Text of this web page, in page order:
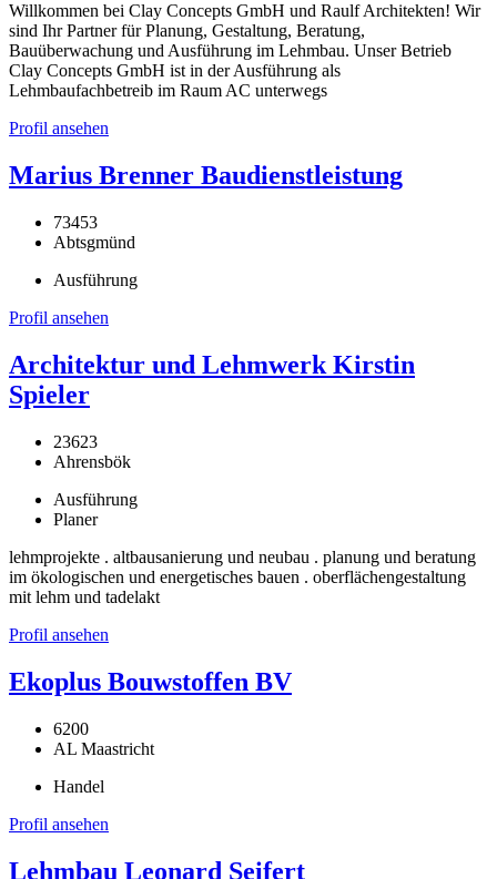
Willkommen bei Clay Concepts GmbH und Raulf Architekten! Wir
sind Ihr Partner für Planung, Gestaltung, Beratung,
Bauüberwachung und Ausführung im Lehmbau. Unser Betrieb
Clay Concepts GmbH ist in der Ausführung als
Lehmbaufachbetreib im Raum AC unterwegs
Profil ansehen
Marius Brenner Baudienstleistung
73453
Abtsgmünd
Ausführung
Profil ansehen
Architektur und Lehmwerk Kirstin
Spieler
23623
Ahrensbök
Ausführung
Planer
lehmprojekte . altbausanierung und neubau . planung und beratung
im ökologischen und energetisches bauen . oberflächengestaltung
mit lehm und tadelakt
Profil ansehen
Ekoplus Bouwstoffen BV
6200
AL Maastricht
Handel
Profil ansehen
Lehmbau Leonard Seifert